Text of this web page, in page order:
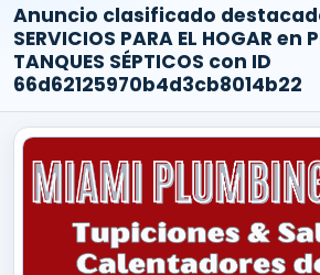
Anuncio clasificado
SERVICIOS PARA EL HOGAR en
TANQUES SÉPTICOS con ID
66d62125970b4d3cb8014b22